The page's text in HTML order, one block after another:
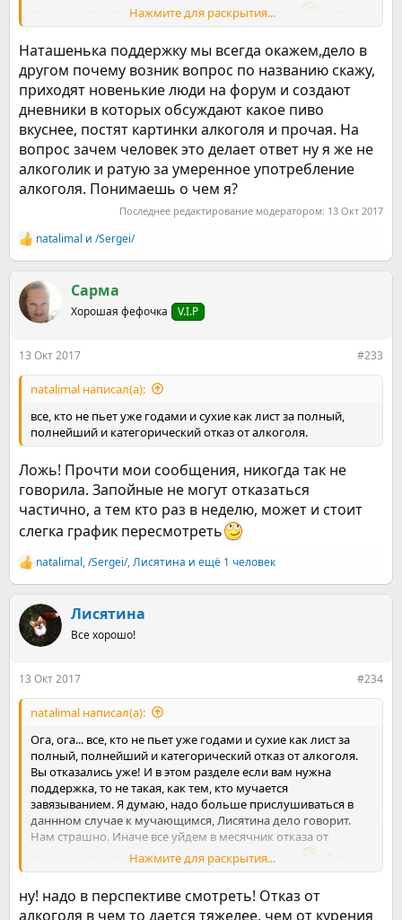
пищевых пристрастий со своим пивом и вином
угроза, если что...
Нажмите для раскрытия...
Наташенька поддержку мы всегда окажем,дело в
другом почему возник вопрос по названию скажу,
приходят новенькие люди на форум и создают
дневники в которых обсуждают какое пиво
вкуснее, постят картинки алкоголя и прочая. На
вопрос зачем человек это делает ответ ну я же не
алкоголик и ратую за умеренное употребление
алкоголя. Понимаешь о чем я?
Последнее редактирование модератором: 13 Окт 2017
Р
е
к
ц
и
natalimal и /Sergei/
Сарма
Хорошая фефочка V.I.P
13 Окт 2017 #233
natalimal написал(а):
все, кто не пьет уже годами и сухие как лист за полный,
полнейший и категорический отказ от алкоголя.
Ложь! Прочти мои сообщения, никогда так не
говорила. Запойные не могут отказаться
частично, а тем кто раз в неделю, может и стоит
слегка график пересмотреть
Р
е
к
ц
и
natalimal,/Sergei/,Лисятина и ещё 1 человек
Лисятина
Все хорошо!
13 Окт 2017 #234
natalimal написал(а):
Ога, ога... все, кто не пьет уже годами и сухие как лист за
полный, полнейший и категорический отказ от алкоголя.
Вы отказались уже! И в этом разделе если вам нужна
поддержка, то не такая, как тем, кто мучается
завязыванием. Я думаю, надо больше прислушиваться в
даннном случае к мучающимся, Лисятина дело говорит.
Нам страшно. Иначе все уйдем в месячник отказа от
пищевых пристрастий со своим пивом и вином
угроза, если что...
Нажмите для раскрытия...
ну! надо в перспективе смотреть! Отказ от
алкоголя в чем то дается тяжелее, чем от курения